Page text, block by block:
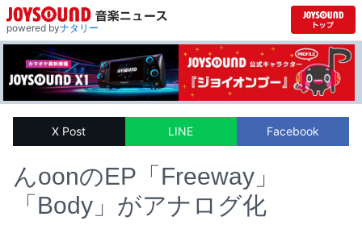
powered byナタリー
X Post LINE Facebook
んoonのEP「Freeway」
「Body」がアナログ化